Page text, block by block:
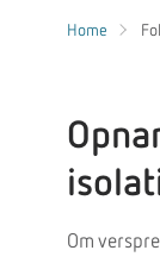
Home
Om